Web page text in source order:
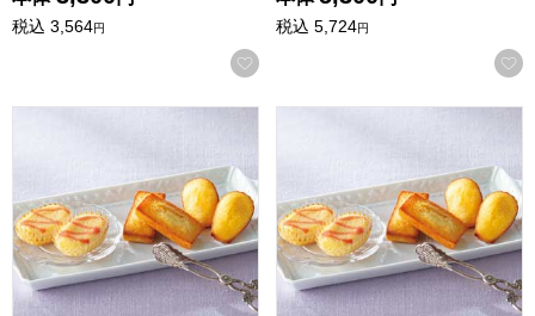
税込 3,564円
お気に入りに登録する
税込 5,724円